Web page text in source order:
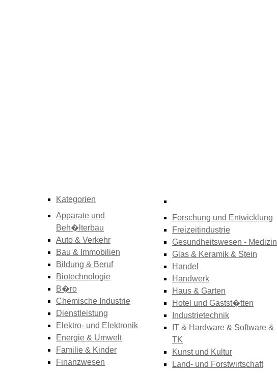
Kategorien
Apparate und
Beh�lterbau
Auto & Verkehr
Bau & Immobilien
Bildung & Beruf
Biotechnologie
B�ro
Chemische Industrie
Dienstleistung
Elektro- und Elektronik
Energie & Umwelt
Familie & Kinder
Finanzwesen
Forschung und Entwicklung
Freizeitindustrie
Gesundheitswesen - Medizin
Glas & Keramik & Stein
Handel
Handwerk
Haus & Garten
Hotel und Gastst�tten
Industrietechnik
IT & Hardware & Software &
TK
Kunst und Kultur
Land- und Forstwirtschaft